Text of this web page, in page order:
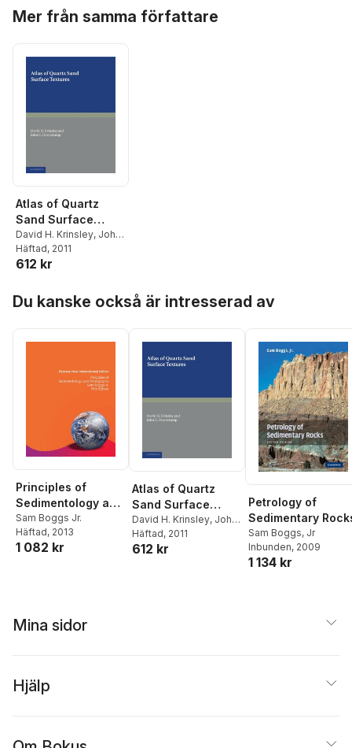
Mer från samma författare
Atlas of Quartz
Sand Surface
Textures
David H. Krinsley, John
C. Doornkamp
Häftad, 2011
612 kr
Du kanske också är intresserad av
Principles of
Sedimentology and
Stratigraphy
Sam Boggs Jr.
Häftad, 2013
1 082 kr
Atlas of Quartz
Sand Surface
Textures
David H. Krinsley, John
C. Doornkamp
Häftad, 2011
612 kr
Petrology of
Sedimentary
Sam Boggs, Jr
Inbunden, 2009
1 134 kr
Mina sidor
Hjälp